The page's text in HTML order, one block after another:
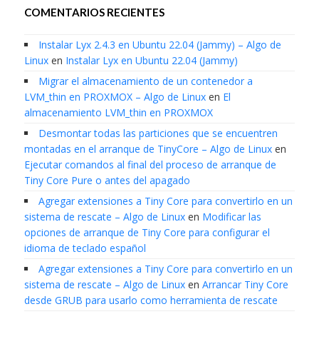
COMENTARIOS RECIENTES
Instalar Lyx 2.4.3 en Ubuntu 22.04 (Jammy) – Algo de
Linuxen Instalar Lyx en Ubuntu 22.04 (Jammy)
Migrar el almacenamiento de un contenedor a
LVM_thin en PROXMOX – Algo de Linuxen El
almacenamiento LVM_thin en PROXMOX
Desmontar todas las particiones que se encuentren
montadas en el arranque de TinyCore – Algo de Linuxen
Ejecutar comandos al final del proceso de arranque de
Tiny Core Pure o antes del apagado
Agregar extensiones a Tiny Core para convertirlo en un
sistema de rescate – Algo de Linuxen Modificar las
opciones de arranque de Tiny Core para configurar el
idioma de teclado español
Agregar extensiones a Tiny Core para convertirlo en un
sistema de rescate – Algo de Linuxen Arrancar Tiny Core
desde GRUB para usarlo como herramienta de rescate